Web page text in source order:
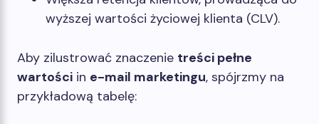
wyższej wartości życiowej klienta (CLV).
Aby zilustrować znaczenie treści pełne
wartości in e-mail marketingu, spójrzmy na
przykładową tabelę: